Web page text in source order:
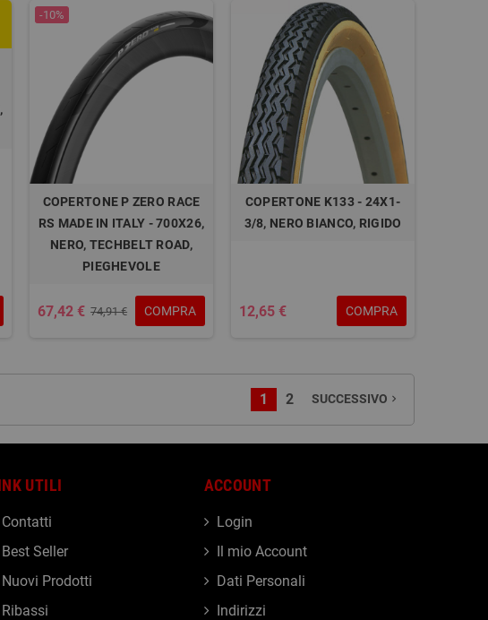
-10%
COPERTONE P ZERO RACE
RS MADE IN ITALY - 700X26,
NERO, TECHBELT ROAD,
PIEGHEVOLE
67,42 € 74,91 € COMPRA
COPERTONE K133 - 24X1-
3/8, NERO BIANCO, RIGIDO
12,65 € COMPRA
1 2 SUCCESSIVO navigate_next
UTILI
Contatti
Best Seller
Nuovi Prodotti
Ribassi
ACCOUNT
Login
Il mio Account
Dati Personali
Indirizzi